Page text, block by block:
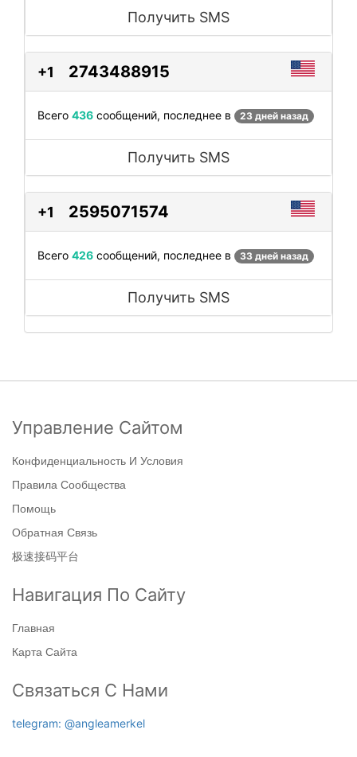
Получить SMS
+1 2743488915
Всего 436 сообщений, последнее в 23 дней назад
Получить SMS
+1 2595071574
Всего 426 сообщений, последнее в 33 дней назад
Получить SMS
Управление Сайтом
Конфиденциальность И Условия
Правила Сообщества
Помощь
Обратная Связь
极速接码平台
Навигация По Сайту
Главная
Карта Сайта
Связаться С Нами
telegram: @angleamerkel